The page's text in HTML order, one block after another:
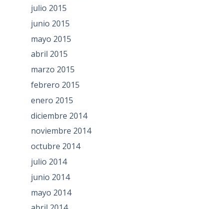
julio 2015
junio 2015
mayo 2015
abril 2015
marzo 2015
febrero 2015
enero 2015
diciembre 2014
noviembre 2014
octubre 2014
julio 2014
junio 2014
mayo 2014